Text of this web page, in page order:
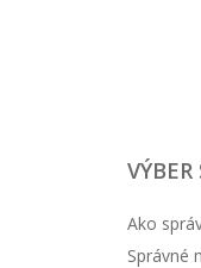
Ako
Správné